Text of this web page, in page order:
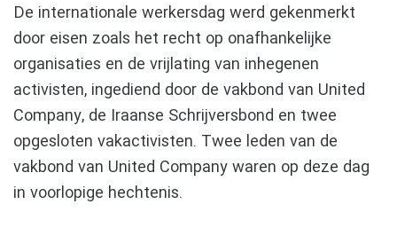
De internationale werkersdag werd gekenmerkt
door eisen zoals het recht op onafhankelijke
organisaties en de vrijlating van inhegenen
activisten, ingediend door de vakbond van United
Company, de Iraanse Schrijversbond en twee
opgesloten vakactivisten. Twee leden van de
vakbond van United Company waren op deze dag
in voorlopige hechtenis.